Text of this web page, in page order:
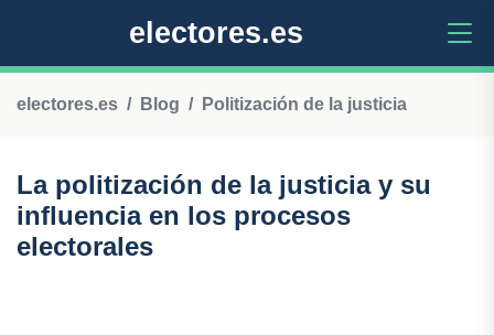
electores.es
electores.es Blog Politización de la justicia
La politización de la justicia y su
influencia en los procesos
electorales